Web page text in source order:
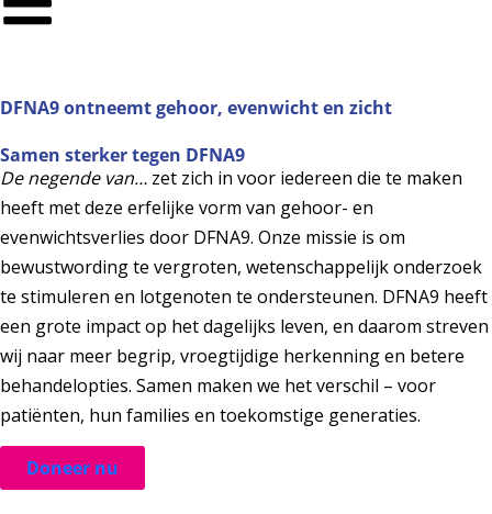
DFNA9 ontneemt gehoor, evenwicht en zicht
Samen sterker tegen DFNA9
De negende van… zet zich in voor iedereen die te maken
heeft met deze erfelijke vorm van gehoor- en
evenwichtsverlies door DFNA9. Onze missie is om
bewustwording te vergroten, wetenschappelijk onderzoek
te stimuleren en lotgenoten te ondersteunen. DFNA9 heeft
een grote impact op het dagelijks leven, en daarom streven
wij naar meer begrip, vroegtijdige herkenning en betere
behandelopties. Samen maken we het verschil – voor
patiënten, hun families en toekomstige generaties.
Doneer nu